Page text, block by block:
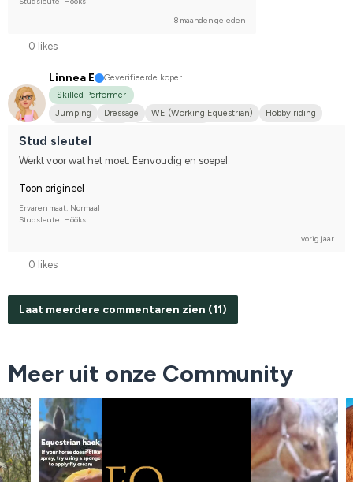
8 maanden geleden
0 likes
Linnea E
Geverifieerde koper
Skilled Performer
Jumping
Dressage WE (Working Equestrian)
Hobby riding
Stud sleutel
Werkt voor wat het moet. Eenvoudig en soepel.
Toon origineel
Ervaren maat: Normaal
Studsleutel Hööks
vorig jaar
0 likes
Laat meerdere commentaren zien (11)
Meer uit onze Community